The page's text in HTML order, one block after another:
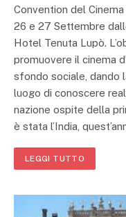
Convention del
26 e 27 Settembre
Hotel Tenuta Lupò.
promuovere il cinema
sfondo sociale, dando
luogo di conoscere
nazione ospite della
è stata l’India,
LEGGI TUTTO